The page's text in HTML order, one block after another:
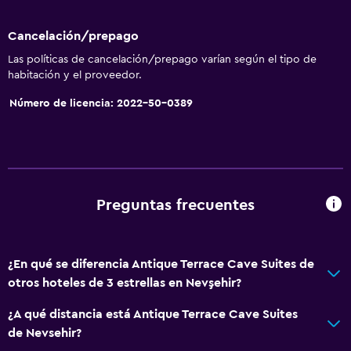
Calefacción
Gel de ducha
Vista al jardín
Pantuflas
Cancelación/prepago
Las políticas de cancelación/prepago varían según el tipo de
habitación y el proveedor.
Número de licencia: 2022-50-0389
Preguntas frecuentes
¿En qué se diferencia Antique Terrace Cave Suites de
otros hoteles de 3 estrellas en Nevşehir?
¿A qué distancia está Antique Terrace Cave Suites
de Nevsehir?